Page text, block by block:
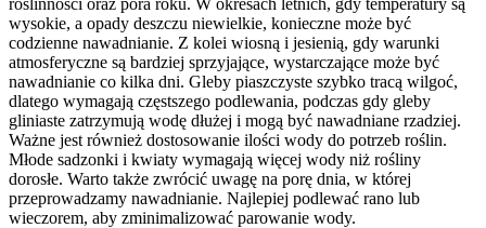
wysokie, a opady deszczu niewielkie, konieczne może być
codzienne nawadnianie. Z kolei wiosną i jesienią, gdy warunki
atmosferyczne są bardziej sprzyjające, wystarczające może być
nawadnianie co kilka dni. Gleby piaszczyste szybko tracą wilgoć,
dlatego wymagają częstszego podlewania, podczas gdy gleby
gliniaste zatrzymują wodę dłużej i mogą być nawadniane rzadziej.
Ważne jest również dostosowanie ilości wody do potrzeb roślin.
Młode sadzonki i kwiaty wymagają więcej wody niż rośliny
dorosłe. Warto także zwrócić uwagę na porę dnia, w której
przeprowadzamy nawadnianie. Najlepiej podlewać rano lub
wieczorem, aby zminimalizować parowanie wody.